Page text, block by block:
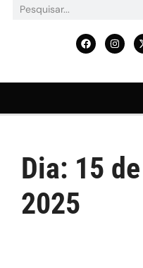
Dia: 15
2025